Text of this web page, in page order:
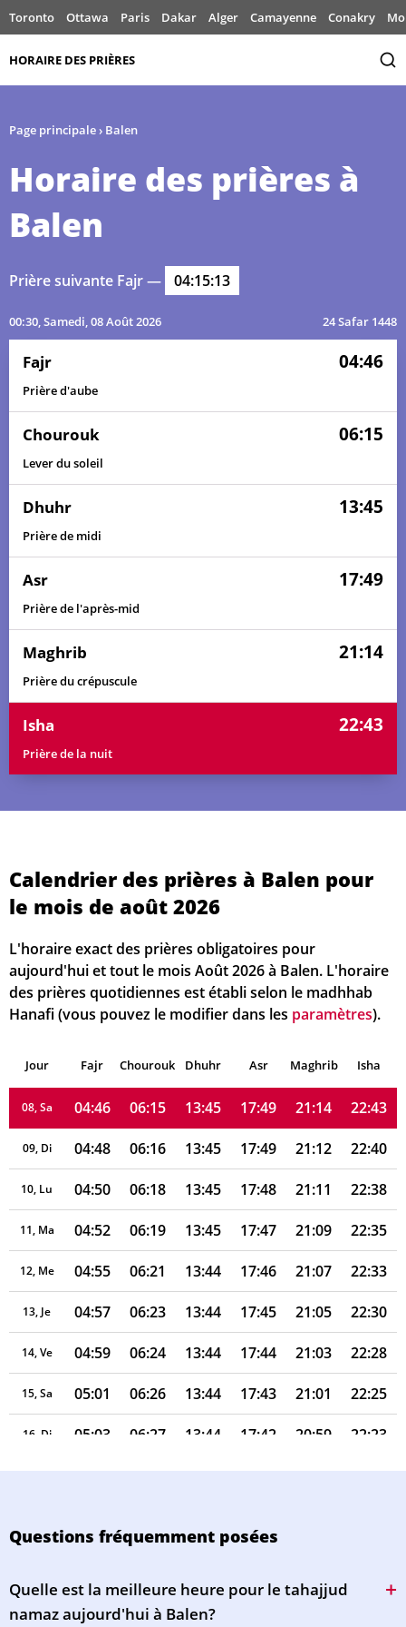
Toronto Ottawa Paris Dakar Alger Camayenne Conakry
HORAIRE DES PRIÈRES
Page principale› Balen
Horaire des prières à
Balen
Prière suivante Fajr — 04:15:13
00:30, Samedi, 08 Août 2026 24 Safar 1448
Fajr 04:46
Prière d'aube
Chourouk 06:15
Lever du soleil
Dhuhr 13:45
Prière de midi
Asr 17:49
Prière de l'après-mid
Maghrib 21:14
Prière du crépuscule
Isha 22:43
Prière de la nuit
Calendrier des prières à Balen pour
le mois de août 2026
L'horaire exact des prières obligatoires pour
aujourd'hui et tout le mois Août 2026 à Balen. L'horaire
des prières quotidiennes est établi selon le madhhab
Hanafi (vous pouvez le modifier dans les paramètres).
Jour Fajr Chourouk Dhuhr Asr Maghrib Isha
03, Lu 04:35 06:07 13:46
04, Ma 04:37 06:09 13:45 17:53 21:21
05, Me 04:39 06:10 13:45 17:52 21:20 22:50
04:41 06:12 13:45 17:51 21:18 22:48
07, Ve 04:44 06:13 13:45 17:50 21:16 22:45
08, Sa 04:46 06:15 13:45 17:49 21:14 22:43
09, Di 04:48 06:16 13:45 17:49 21:12 22:40
10, Lu 04:50 06:18 13:45 17:48 21:11 22:38
11, Ma 04:52 06:19 13:45 17:47 21:09 22:35
12, Me 04:55 06:21 13:44 17:46 21:07 22:33
13, Je 04:57 06:23 13:44 17:45 21:05 22:30
14, Ve 04:59 06:24 13:44 17:44 21:03 22:28
15, Sa 05:01 06:26 13:44 17:43 21:01 22:25
16, Di 05:03 06:27 13:44 17:42 20:59 22:23
17, Lu 05:05 06:29 13:43 17:41 20:57 22:20
20, Je 05:11 06:34 13:43 17:38 20:51
Questions fréquemment posées
Quelle est la meilleure heure pour le tahajjud
namaz aujourd'hui à Balen?